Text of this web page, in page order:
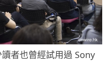
者也曾經試用過 Sony